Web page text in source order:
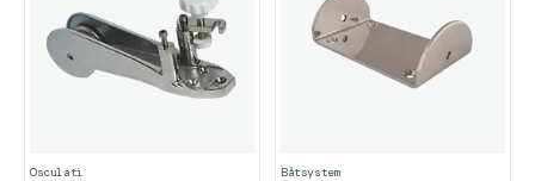
Osculati Båtsystem